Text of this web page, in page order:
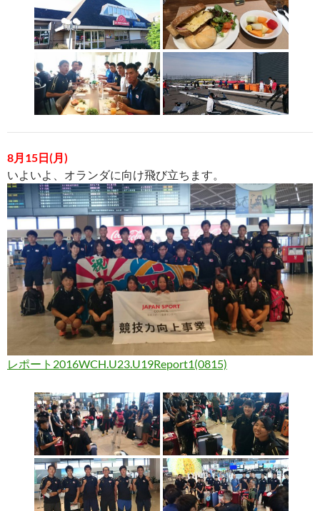
8月15日(月)
いよいよ、オランダに向け飛び立ちます。
レポート2016WCH.U23.U19Report1(0815)